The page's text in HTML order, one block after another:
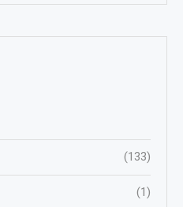
(133)
(1)